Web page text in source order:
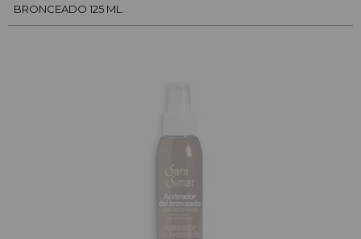
BRONCEADO 125 ML.